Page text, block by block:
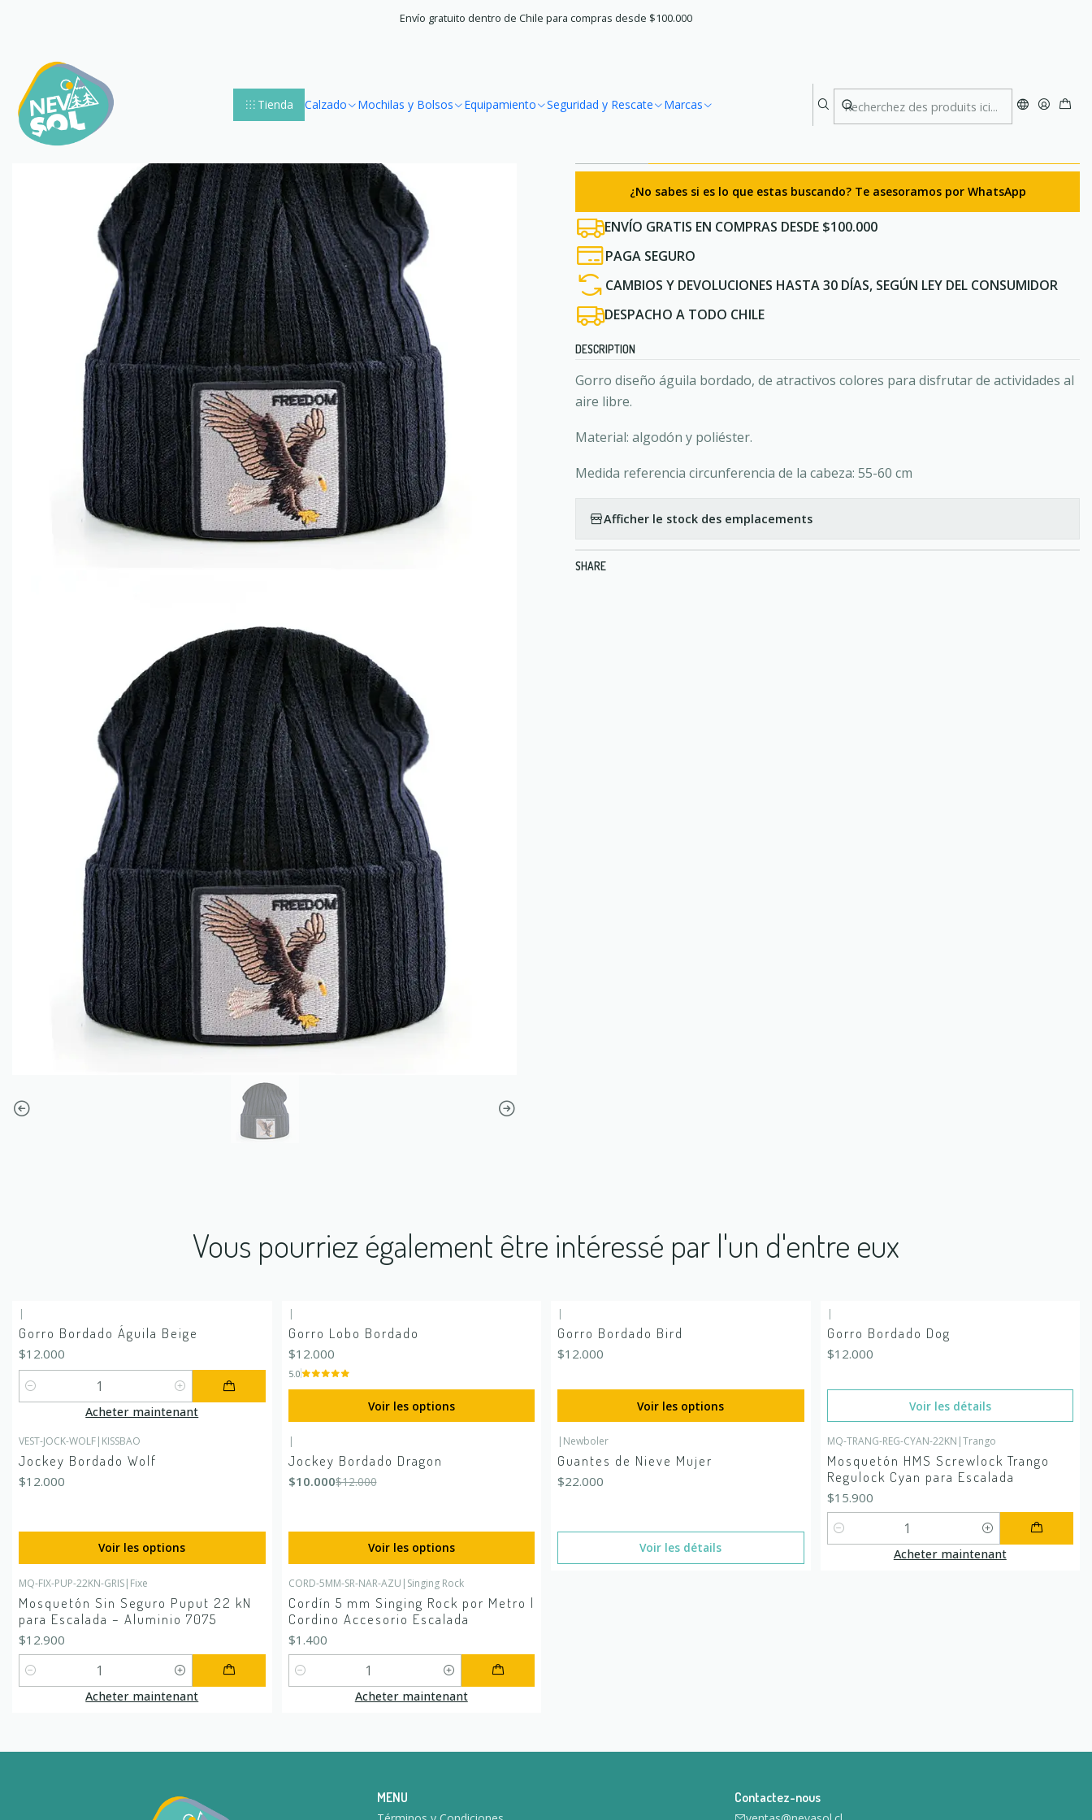
Tienda Calzado Mochilas y Bolsos Equipamiento Seguridad y Rescate Marcas
Envío gratuito dentro de Chile para compras desde $100.000
Vestuario Accesorios Gorros Gorro Bordado Águila Black
Gorro Bordado Águila Black
¿No sabes si es lo que estas buscando? Te asesoramos por WhatsApp
ENVÍO GRATIS EN COMPRAS DESDE $100.000
PAGA SEGURO
CAMBIOS Y DEVOLUCIONES HASTA 30 DÍAS, SEGÚN LEY DEL CONSUMIDOR
DESPACHO A TODO CHILE
DESCRIPTION
Gorro diseño águila bordado, de atractivos colores para disfrutar de actividades al
aire libre.
Material: algodón y poliéster.
Medida referencia circunferencia de la cabeza: 55-60 cm
Afficher le stock des emplacements
SHARE
Vous pourriez également être intéressé par l'un d'entre eux
|
Gorro Bordado Águila Beige
$12.000
Quantité
Acheter maintenant
|
Gorro Lobo Bordado
$12.000
5.0
Voir les options
|
Gorro Bordado Bird
$12.000
Voir les options
|
Gorro Bordado Dog
$12.000
Voir les détails
VEST-JOCK-WOLF| KISSBAO
Jockey Bordado Wolf
$12.000
Voir les options
|
Jockey Bordado Dragon
$10.000$12.000
Voir les options
| Newboler
Guantes de Nieve Mujer
$22.000
Voir les détails
MQ-TRANG-REG-CYAN-22KN |Trango
Mosquetón HMS Screwlock Trango
Regulock Cyan para Escalada
$15.900
Quantité
Acheter maintenant
MQ-FIX-PUP-22KN-GRIS| Fixe
Mosquetón Sin Seguro Puput 22 kN
para Escalada – Aluminio 7075
$12.900
Quantité
Acheter maintenant
CORD-5MM-SR-NAR-AZU | Singing Rock
Cordín 5 mm Singing Rock por Metro |
Cordino Accesorio Escalada
$1.400
Quantité
Acheter maintenant
MENU Contactez-nous